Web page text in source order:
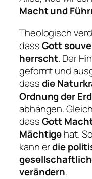
Macht und
Theologisch
dassGott
herrscht. Der
geformt und
dassdie
Ordnung der
abhängen.
dassGott
Mächtigehat.
kann erdie
verändern.